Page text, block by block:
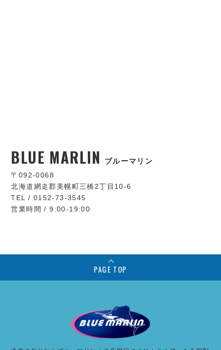
BLUE MARLIN ブルーマリン
〒092-0068
北海道網走郡美幌町三橋2丁目10-6
TEL / 0152-73-3545
営業時間 / 9:00-19:00
PAGE TOP